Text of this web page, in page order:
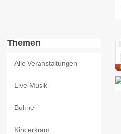
Themen
Alle Veranstaltungen
Live-Musik
Bühne
Kinderkram